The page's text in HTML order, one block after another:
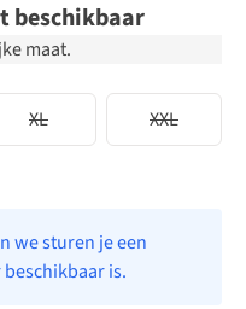
beschikbaar
maat.
XL XXL
we sturen je een
is.